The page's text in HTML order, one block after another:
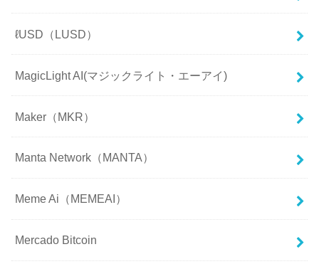
ℓUSD（LUSD）
MagicLight AI(マジックライト・エーアイ)
Maker（MKR）
Manta Network（MANTA）
Meme Ai（MEMEAI）
Mercado Bitcoin